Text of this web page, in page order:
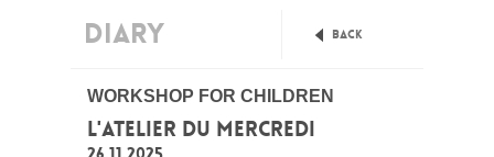
DIARY Back
WORKSHOP FOR CHILDREN
L'ATELIER DU MERCREDI